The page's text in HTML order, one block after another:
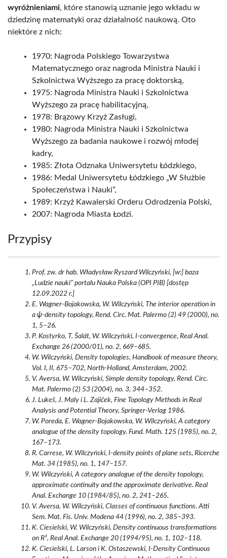
wyróżnieniami, które stanowią uznanie jego wkładu w
dziedzinę matematyki oraz działalność naukową. Oto
niektóre z nich:
1970: Nagroda Polskiego Towarzystwa
Matematycznego oraz nagroda Ministra Nauki i
Szkolnictwa Wyższego za pracę doktorską,
1975: Nagroda Ministra Nauki i Szkolnictwa
Wyższego za pracę habilitacyjną,
1978: Brązowy Krzyż Zasługi,
1980: Nagroda Ministra Nauki i Szkolnictwa
Wyższego za badania naukowe i rozwój młodej
kadry,
1985: Złota Odznaka Uniwersytetu Łódzkiego,
1986: Medal Uniwersytetu Łódzkiego „W Służbie
Społeczeństwa i Nauki”,
1989: Krzyż Kawalerski Orderu Odrodzenia Polski,
2007: Nagroda Miasta Łodzi.
Przypisy
Prof. zw. dr hab. Władysław Ryszard Wilczyński, [w:] baza
„Ludzie nauki” portalu Nauka Polska (OPI PIB) [dostęp
12.09.2022 r.]
E. Wagner-Bojakowska, W. Wilczyński, The interior operation in
a ψ-density topology, Rend. Circ. Mat. Palermo (2) 49 (2000), no.
1, 5–26.
P. Kostyrko, T. Šalát, W. Wilczyński, I-convergence, Real Anal.
Exchange 26 (2000/01), no. 2, 669–685.
W. Wilczyński, Density topologies, Handbook of measure theory,
Vol. I, II, 675–702, North-Holland, Amsterdam, 2002.
V. Aversa, W. Wilczyński, Simple density topology, Rend. Circ.
Mat. Palermo (2) 53 (2004), no. 3, 344–352.
J. Lukeš, J. Maly i L. Zajiček, Fine Topology Methods in Real
Analysis and Potential Theory, Springer-Verlag 1986.
W. Poreda, E. Wagner-Bojakowska, W. Wilczyński, A category
analogue of the density topology. Fund. Math. 125 (1985), no. 2,
167–173.
R. Carrese, W. Wilczyński, I-density points of plane sets, Ricerche
Mat. 34 (1985), no. 1, 147–157.
W. Wilczyński, A category analogue of the density topology,
approximate continuity and the approximate derivative. Real
Anal. Exchange 10 (1984/85), no. 2, 241–265.
V. Aversa, W. Wilczyński, Classes of continuous functions. Atti
Sem. Mat. Fis. Univ. Modena 44 (1996), no. 2, 385–393.
K. Ciesielski, W. Wilczyński, Density continuous transformations
on R², Real Anal. Exchange 20 (1994/95), no. 1, 102–118.
K. Ciesielski, L. Larson i K. Ostaszewski, I-Density Continuous